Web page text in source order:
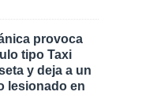
provoca
tipo Taxi
y deja a un
lesionado en